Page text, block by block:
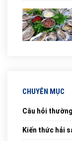
CHUYÊN MỤC
Câu hỏi
Kiến thức hải